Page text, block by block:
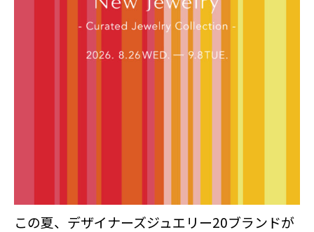
この夏、デザイナーズジュエリー20ブランドが